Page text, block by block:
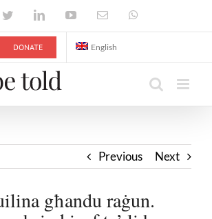
TwitterLinkedInYouTubeEmail
DONATE English
Previous Next
għandu raġun.